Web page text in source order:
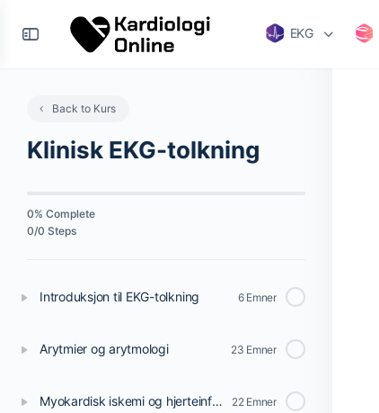
EKG
Back to Kurs
Klinisk EKG-tolkning
0% Complete
0/0 Steps
Introduksjon til EKG-tolkning 6 Emner
Arytmier og arytmologi 23 Emner
Myokardisk iskemi og hjerteinfarkt 22 Emner